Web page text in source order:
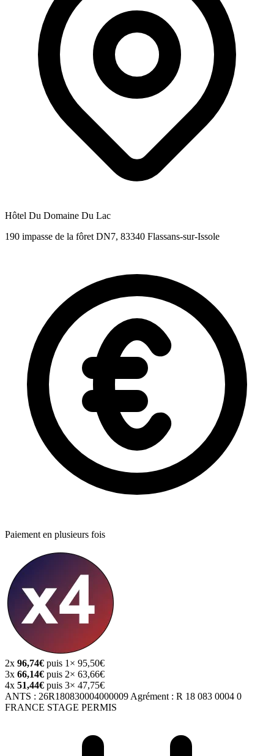
Hôtel Du Domaine Du Lac
190 impasse de la fôret DN7, 83340 Flassans-sur-Issole
Paiement en plusieurs fois
2x 96,74€ puis 1× 95,50€
3x 66,14€ puis 2× 63,66€
4x 51,44€ puis 3× 47,75€
ANTS : 26R180830004000009 Agrément : R 18 083 0004 0
FRANCE STAGE PERMIS